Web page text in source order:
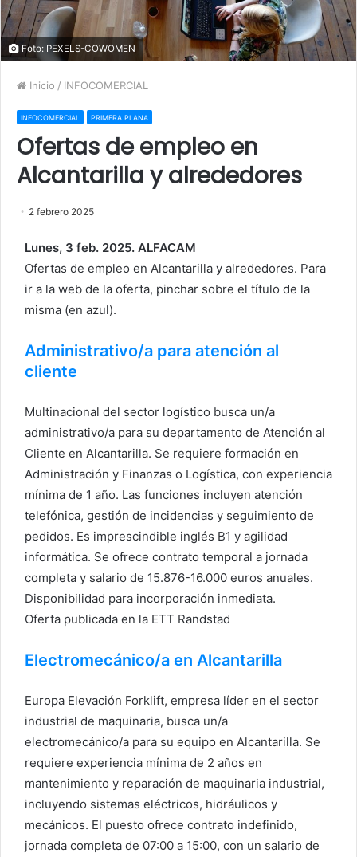
Foto: PEXELS-COWOMEN
Inicio / INFOCOMERCIAL
INFOCOMERCIAL PRIMERA PLANA
Ofertas de empleo en
Alcantarilla y alrededores
2 febrero 2025
Lunes, 3 feb. 2025. ALFACAM
Ofertas de empleo en Alcantarilla y alrededores. Para
ir a la web de la oferta, pinchar sobre el título de la
misma (en azul).
Administrativo/a para atención al
cliente
Multinacional del sector logístico busca un/a
administrativo/a para su departamento de Atención al
Cliente en Alcantarilla. Se requiere formación en
Administración y Finanzas o Logística, con experiencia
mínima de 1 año. Las funciones incluyen atención
telefónica, gestión de incidencias y seguimiento de
pedidos. Es imprescindible inglés B1 y agilidad
informática. Se ofrece contrato temporal a jornada
completa y salario de 15.876-16.000 euros anuales.
Disponibilidad para incorporación inmediata.
Oferta publicada en la ETT Randstad
Electromecánico/a en Alcantarilla
Europa Elevación Forklift, empresa líder en el sector
industrial de maquinaria, busca un/a
electromecánico/a para su equipo en Alcantarilla. Se
requiere experiencia mínima de 2 años en
mantenimiento y reparación de maquinaria industrial,
incluyendo sistemas eléctricos, hidráulicos y
mecánicos. El puesto ofrece contrato indefinido,
jornada completa de 07:00 a 15:00, con un salario de